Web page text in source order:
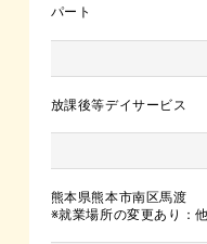
パート
放課後等デイサービス
熊本県熊本市南区馬渡
※就業場所の変更あり：